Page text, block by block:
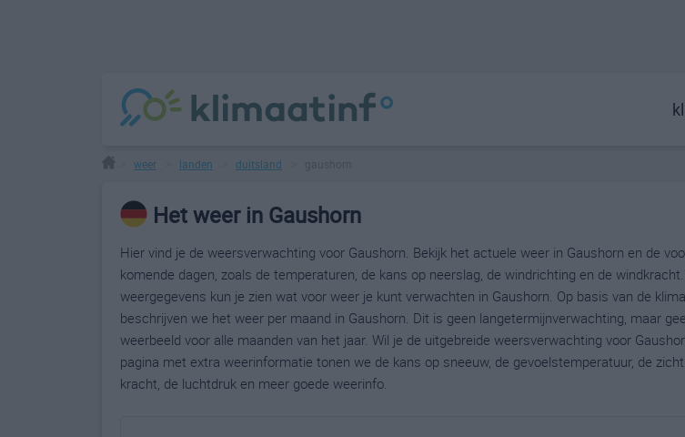
weer landen duitsland
Het weer in Gaushorn
Hier vind je de weersverwachting voor Gaushorn. Bekijk het actuele weer in Gaushorn en de
komende dagen, zoals de temperaturen, de kans op neerslag, de windrichting en de
weergegevens kun je zien wat voor weer je kunt verwachten in Gaushorn. Op basis van de
beschrijven we het weer per maand in Gaushorn. Dit is geen langetermijnverwachting, maar
weerbeeld voor alle maanden van het jaar. Wil je de uitgebreide weersverwachting voor
pagina met extra weerinformatie tonen we de kans op sneeuw, de gevoelstemperatuur, de
kracht, de luchtdruk en meer goede weerinfo.